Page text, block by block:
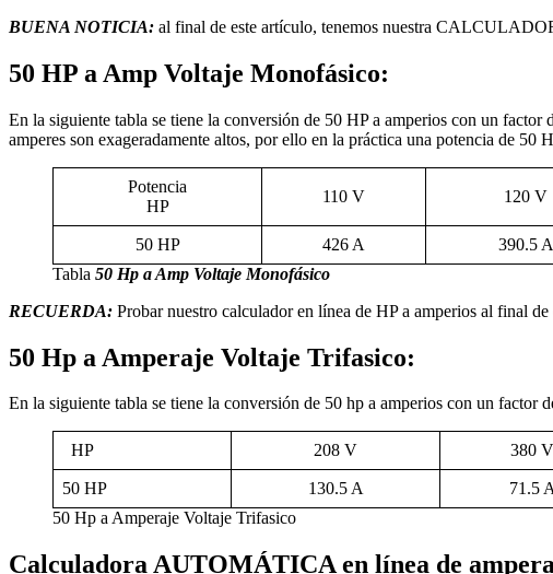
BUENA NOTICIA: al final de este artículo, tenemos nuestra
50 HP a Amp Voltaje Monofásico:
En la siguiente tabla se tiene la conversión de 50 HP a amperios con un
amperes son exageradamente altos, por ello en la práctica una potencia de 50
Potencia
HP
110 V 120 V
50 HP 426 A 390.5 A
Tabla 50 Hp a Amp Voltaje Monofásico
RECUERDA: Probar nuestro calculador en línea de HP a amperios al final de
50 Hp a Amperaje Voltaje Trifasico:
En la siguiente tabla se tiene la conversión de 50 hp a amperios con un factor
HP 208 V 380 V
50 HP 130.5 A 71.5
50 Hp a Amperaje Voltaje Trifasico
Calculadora AUTOMÁTICA en línea de